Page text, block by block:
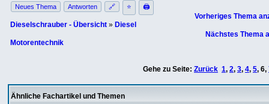
Neues Thema Antworten 🔗 ⭐ 🖨
Dieselschrauber - Übersicht » Diesel
Motorentechnik
Vorheriges Thema
Nächstes Thema
Gehe zu Seite: Zurück 1, 2, 3, 4, 5, 6,
Ähnliche Fachartikel und Themen